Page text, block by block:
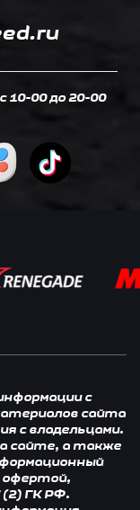
00 до 20-00
с
сайта
с владельцами.
сайте, а также
офертой,
(2) ГК РФ.